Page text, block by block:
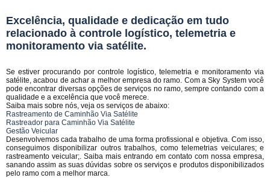
Excelência, qualidade e dedicação em tudo
relacionado à controle logístico, telemetria e
monitoramento via satélite.
Se estiver procurando por controle logístico, telemetria e monitoramento via
satélite, acabou de achar a melhor empresa do ramo. Com a Sky System você
pode encontrar diversas opções de serviços no ramo, sempre contando com a
qualidade e a excelência que você merece.
Saiba mais sobre nós, veja os serviços de abaixo:
Rastreamento de Caminhão Via Satélite
Rastreador para Caminhão Via Satélite
Gestão Veicular
Desenvolvemos cada trabalho de uma forma profissional e objetiva. Com isso,
conseguimos disponibilizar outros trabalhos, como telemetrias veiculares; e
rastreamento veicular;. Saiba mais entrando em contato com nossa empresa,
sanando assim as suas dúvidas sobre os serviços e produtos disponibilizados
pelo ramo com a melhor marca.